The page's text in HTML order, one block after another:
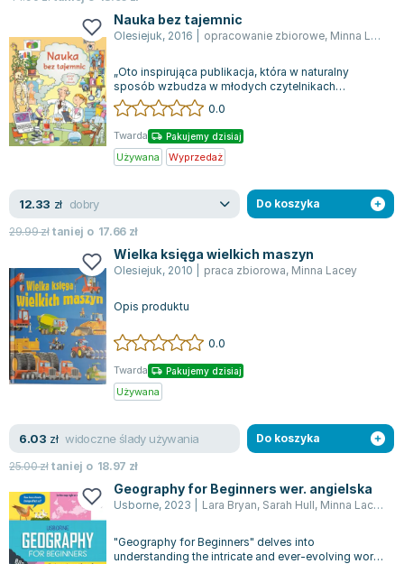
Joseph Murphy
Jan Sztaudynger
Aleksander Puszkin
Oscar Wilde
Małgorzata Ohme
Maddie Ziegler
Leszek Czarnecki
Maria Seweryn
Janina Zającówna
Anna Prus (oprac.)
Nela Mała Reporterka
Agnieszka Maciąg
Barbara Wrzesińska
Terry Pratchett
Virginia Woolf
Ajahn Brahm
Lucinda Riley
Jacek Walkiewicz
Nauka bez tajemnic
Olesiejuk, 2016 opracowanie zbiorowe, Minna Lacey
„Oto inspirująca publikacja, która w naturalny
sposób wzbudza w młodych czytelnikach
ciekawość świata nauki. Treści są zaprezentow...
0.0
Twarda Pakujemy dzisiaj
Używana Wyprzedaż
12.33 zł dobry
29.99złtaniej o 17.66 zł
Do koszyka
Wielka księga wielkich maszyn
Olesiejuk, 2010 praca zbiorowa, Minna Lacey
Opis produktu
0.0
Twarda Pakujemy dzisiaj
Używana
6.03 zł widoczne ślady używania
25.00złtaniej o 18.97 zł
Do koszyka
Geography for Beginners wer. angielska
Usborne, 2023 Lara Bryan, Sarah Hull, Minna Lacey
"Geography for Beginners" delves into
understanding the intricate and ever-evolving world